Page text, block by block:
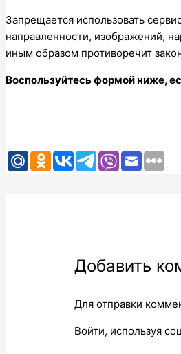
Запрещается использовать
направленности, изображений,
иным образом противоречит
Воспользуйтесь формой ниже,
Добавить
Для отправки
Войти, используя